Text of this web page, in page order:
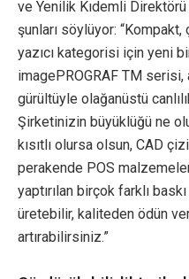
ve Yenilik Kıdemli
şunları söylüyor: “Kompakt,
yazıcı kategorisi için yeni
imagePROGRAF TM
gürültüyle olağanüstü
Şirketinizin büyüklüğü ne
kısıtlı olursa olsun, CAD
perakende POS
yaptırılan birçok farklı
üretebilir, kaliteden ödün
artırabilirsiniz.”